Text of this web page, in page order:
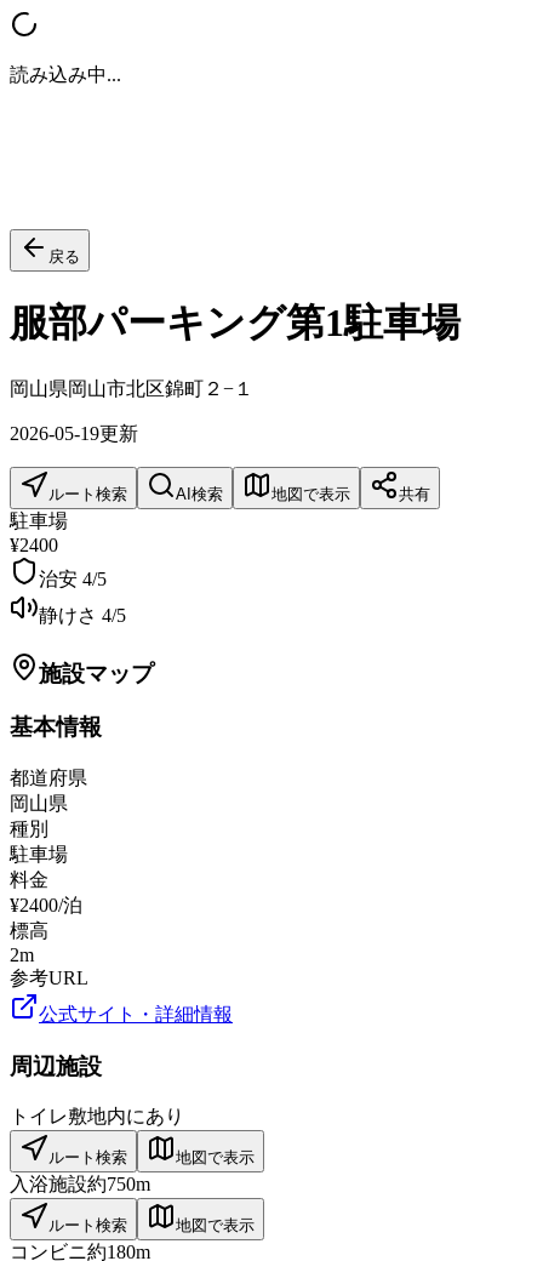
読み込み中...
戻る
服部パーキング第1駐車場
岡山県岡山市北区錦町２−１
2026-05-19更新
ルート検索 AI検索 地図で表示 共有
駐車場
¥2400
治安 4/5
静けさ 4/5
施設マップ
基本情報
都道府県
岡山県
種別
駐車場
料金
¥2400/泊
標高
2m
参考URL
公式サイト・詳細情報
周辺施設
トイレ敷地内にあり
ルート検索 地図で表示
入浴施設約750m
ルート検索 地図で表示
コンビニ約180m